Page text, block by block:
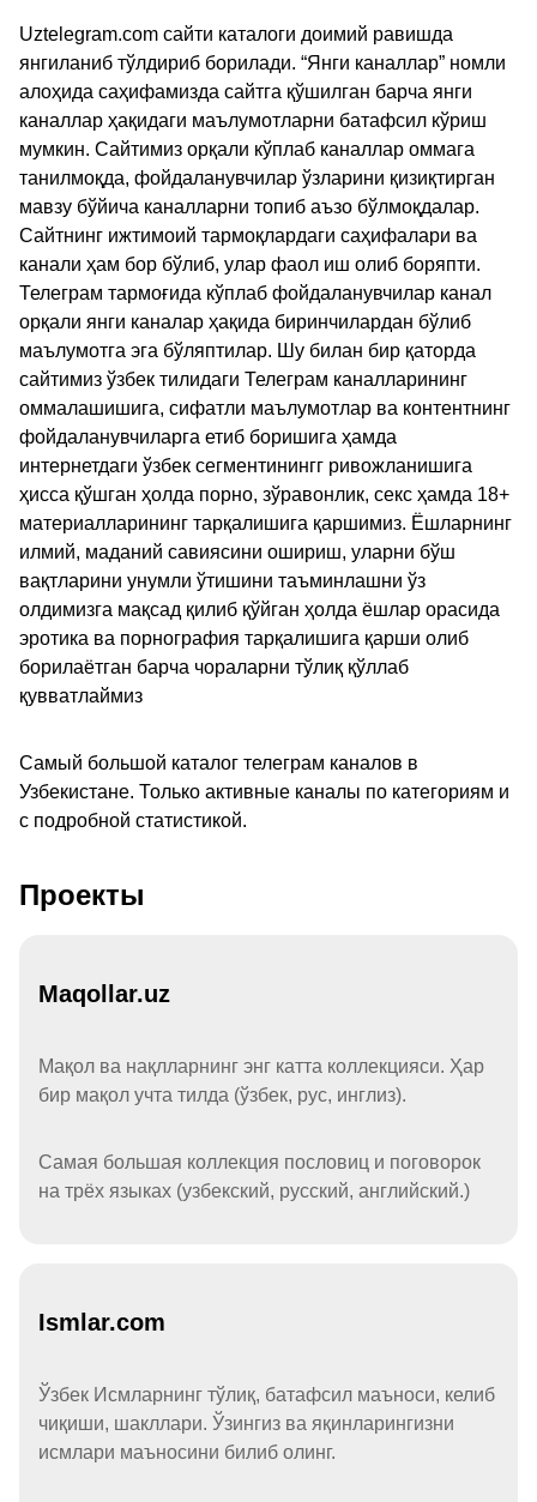
Uztelegram.com сайти каталоги доимий равишда
янгиланиб тўлдириб борилади. “Янги каналлар” номли
алоҳида саҳифамизда сайтга қўшилган барча янги
каналлар ҳақидаги маълумотларни батафсил кўриш
мумкин. Сайтимиз орқали кўплаб каналлар оммага
танилмоқда, фойдаланувчилар ўзларини қизиқтирган
мавзу бўйича каналларни топиб аъзо бўлмоқдалар.
Сайтнинг ижтимоий тармоқлардаги саҳифалари ва
канали ҳам бор бўлиб, улар фаол иш олиб боряпти.
Телеграм тармоғида кўплаб фойдаланувчилар канал
орқали янги каналар ҳақида биринчилардан бўлиб
маълумотга эга бўляптилар. Шу билан бир қаторда
сайтимиз ўзбек тилидаги Телеграм каналларининг
оммалашишига, сифатли маълумотлар ва контентнинг
фойдаланувчиларга етиб боришига ҳамда
интернетдаги ўзбек сегментинингг ривожланишига
ҳисса қўшган ҳолда порно, зўравонлик, секс ҳамда 18+
материалларининг тарқалишига қаршимиз. Ёшларнинг
илмий, маданий савиясини ошириш, уларни бўш
вақтларини унумли ўтишини таъминлашни ўз
олдимизга мақсад қилиб қўйган ҳолда ёшлар орасида
эротика ва порнография тарқалишига қарши олиб
борилаётган барча чораларни тўлиқ қўллаб
қувватлаймиз
Самый большой каталог телеграм каналов в
Узбекистане. Только активные каналы по категориям и
с подробной статистикой.
Проекты
Maqollar.uz
Мақол ва нақлларнинг энг катта коллекцияси. Ҳар
бир мақол учта тилда (ўзбек, рус, инглиз).
Самая большая коллекция пословиц и поговорок
на трёх языках (узбекский, русский, английский.)
Ismlar.com
Ўзбек Исмларнинг тўлиқ, батафсил маъноси, келиб
чиқиши, шакллари. Ўзингиз ва яқинларингизни
исмлари маъносини билиб олинг.